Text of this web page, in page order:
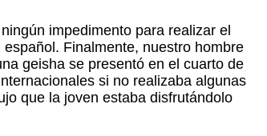
impedimento para realizar el
Finalmente, nuestro hombre
geisha se presentó en el cuarto de
si no realizaba algunas
que la joven estaba disfrutándolo